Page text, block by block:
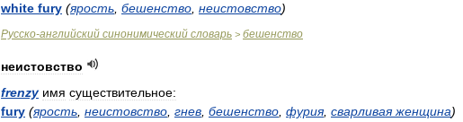
white fury (ярость бешенство неистовство)
Русско-английский синонимический словарь > бешенство
неистовство
frenzy имя существительное:
fury (ярость неистовство гнев бешенство фурия, сварливая женщина)